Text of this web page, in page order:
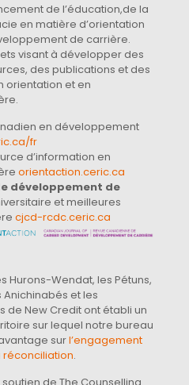
de l’éducation,de la
en matière d’orientation
de carrière.
visant à développer des
des publications et des
orientation et en
en développement
fr
d’information en
orientaction.ceric.ca
développement de
et meilleures
cjcd-rcdc.ceric.ca
Hurons-Wendat, les Pétuns,
et les
de New Credit ont établi un
sur lequel notre bureau
surl’engagement
réconciliation.
de The Counselling